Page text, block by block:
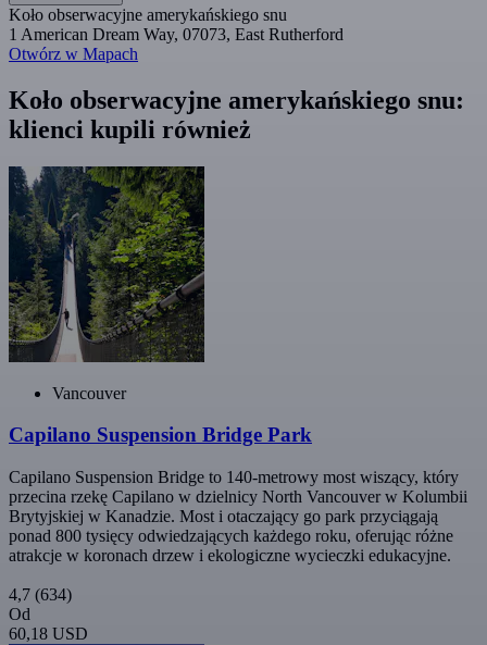
Koło obserwacyjne amerykańskiego snu
1 American Dream Way, 07073, East Rutherford
Otwórz w Mapach
Koło obserwacyjne amerykańskiego snu:
klienci kupili również
Vancouver
Capilano Suspension Bridge Park
Capilano Suspension Bridge to 140-metrowy most wiszący, który
przecina rzekę Capilano w dzielnicy North Vancouver w Kolumbii
Brytyjskiej w Kanadzie. Most i otaczający go park przyciągają
ponad 800 tysięcy odwiedzających każdego roku, oferując różne
atrakcje w koronach drzew i ekologiczne wycieczki edukacyjne.
4,7 (634)
Od
60,18 USD